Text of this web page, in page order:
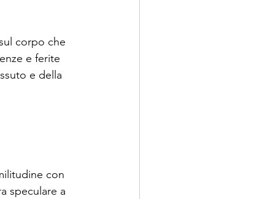
corpo che
e ferite
e della
con
speculare a